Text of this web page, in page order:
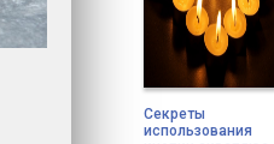
Секреты
использования